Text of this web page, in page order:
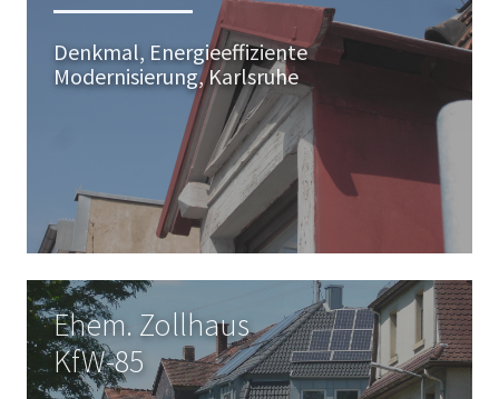
Denkmal, Energieeffiziente
Modernisierung, Karlsruhe
Ehem. Zollhaus
KfW-85